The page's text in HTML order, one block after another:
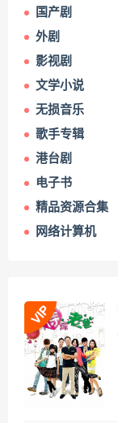
国产剧
外剧
影视剧
文学小说
无损音乐
歌手专辑
港台剧
电子书
精品资源合集
网络计算机